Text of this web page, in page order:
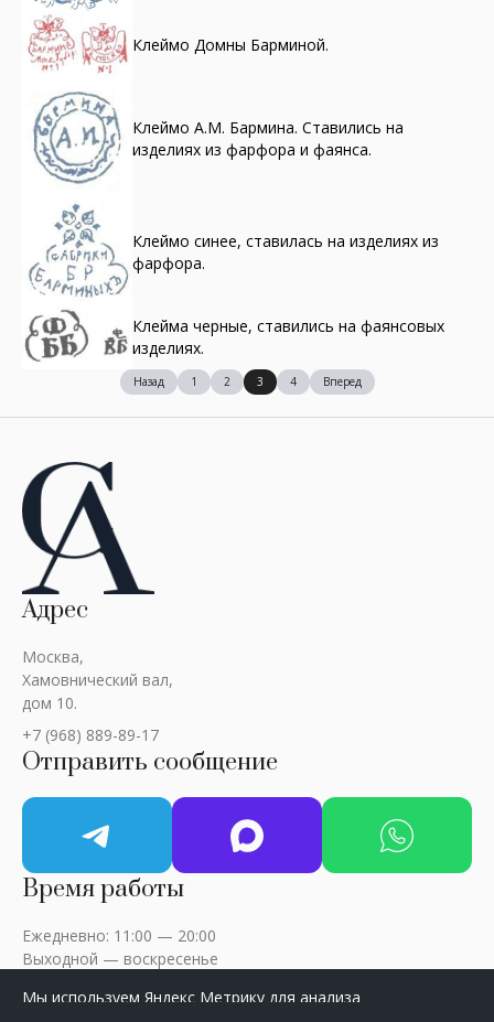
Клеймо Домны Барминой.
Клеймо А.М. Бармина. Ставились на
изделиях из фарфора и фаянса.
Клеймо синее, ставилась на изделиях из
фарфора.
Клейма черные, ставились на фаянсовых
изделиях.
Назад 1 2 3 4 Вперед
Адрес
Москва,
Хамовнический вал,
дом 10.
+7 (968) 889-89-17
Отправить сообщение
Время работы
Ежедневно: 11:00 — 20:00
Выходной — воскресенье
Мы используем Яндекс Метрику для анализа